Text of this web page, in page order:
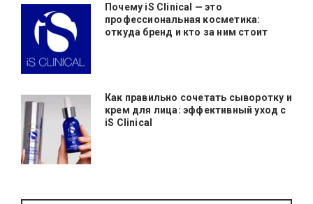
Почему iS Clinical — это
профессиональная косметика:
откуда бренд и кто за ним стоит
Как правильно сочетать сыворотку и
крем для лица: эффективный уход с
iS Clinical